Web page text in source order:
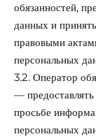
обязанностей,
данных и
правовыми
персональных
3.2. Оператор
—
просьбе
персональных